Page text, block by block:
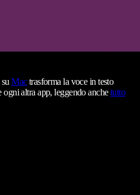
suMactrasforma la voce in testo
altra app, leggendo anchetutto